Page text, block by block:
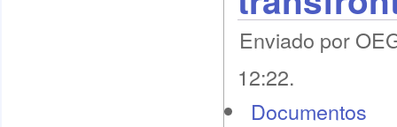
Enviado por
12:22.
Documentos